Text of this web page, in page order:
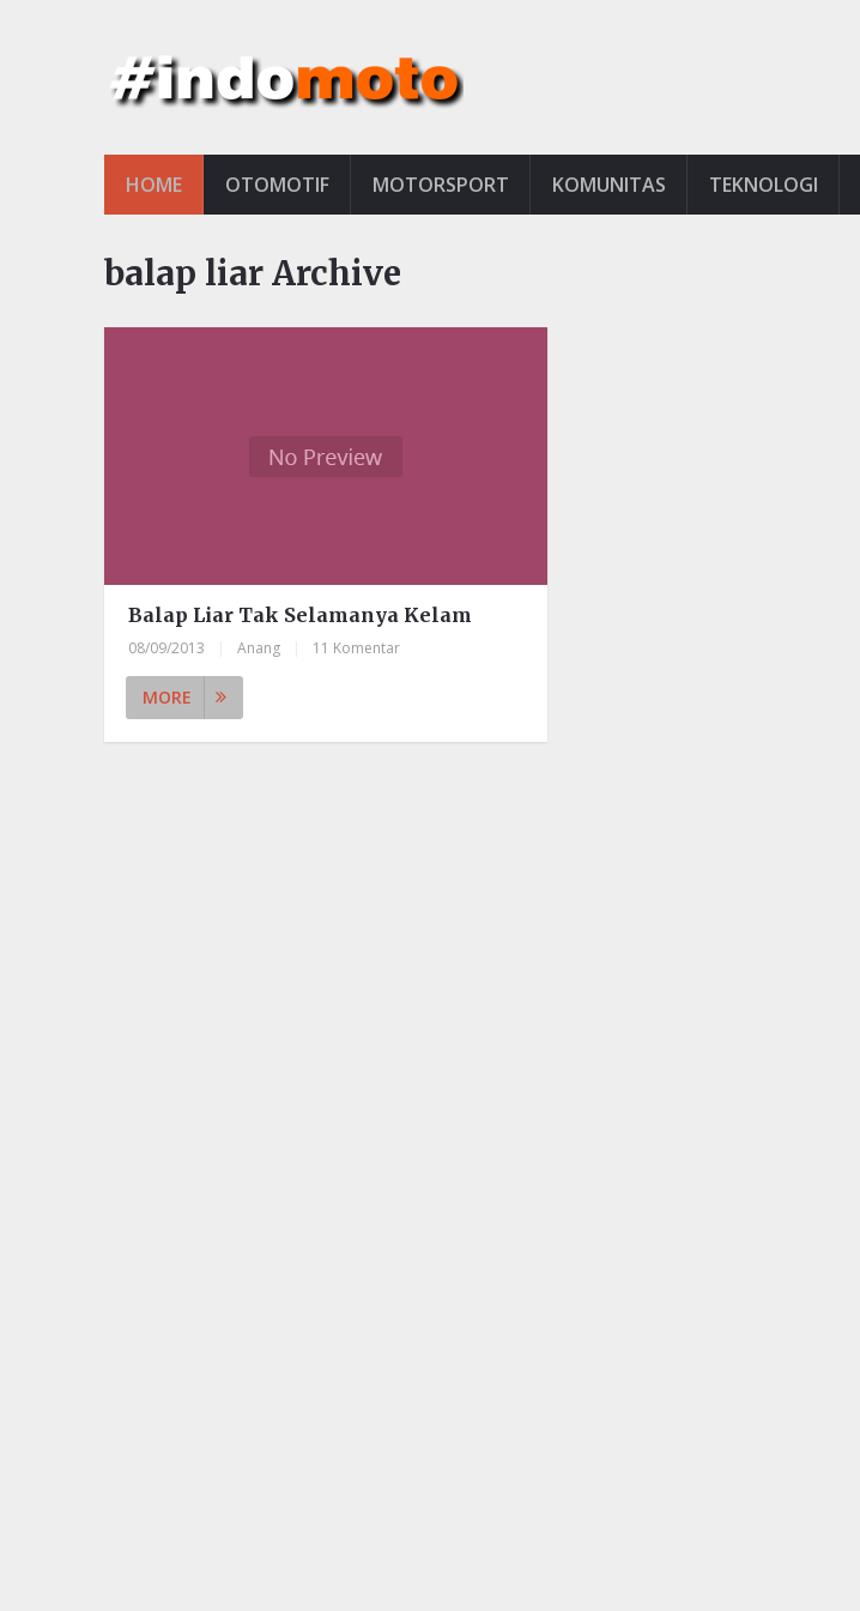
HOME OTOMOTIF MOTORSPORT KOMUNITAS TEKNOLOGI
balap liar Archive
Balap Liar Tak Selamanya Kelam
08/09/2013 Anang 11 Komentar
MORE